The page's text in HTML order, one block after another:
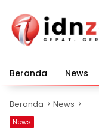
konten
Beranda News
Beranda News
News